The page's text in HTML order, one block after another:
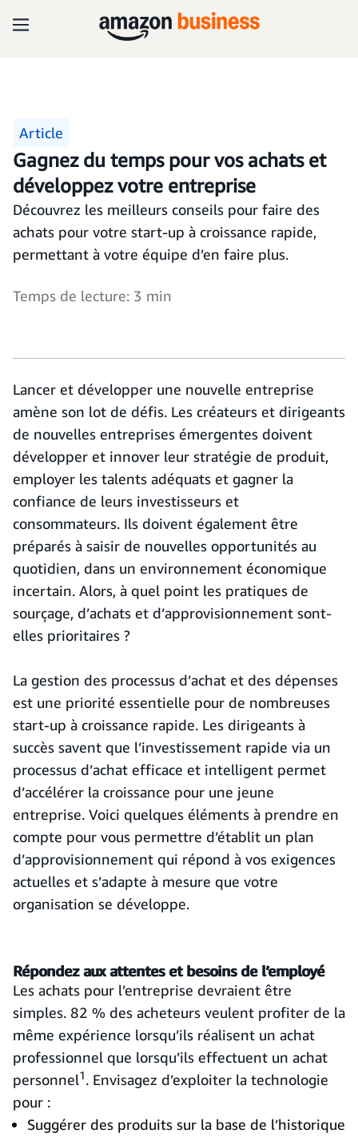
Article
Gagnez du temps pour vos achats et
développez votre entreprise
Découvrez les meilleurs conseils pour faire des
achats pour votre start-up à croissance rapide,
permettant à votre équipe d’en faire plus.
Temps de lecture: 3 min
Lancer et développer une nouvelle entreprise
amène son lot de défis. Les créateurs et dirigeants
de nouvelles entreprises émergentes doivent
développer et innover leur stratégie de produit,
employer les talents adéquats et gagner la
confiance de leurs investisseurs et
consommateurs. Ils doivent également être
préparés à saisir de nouvelles opportunités au
quotidien, dans un environnement économique
incertain. Alors, à quel point les pratiques de
sourçage, d’achats et d’approvisionnement sont-
elles prioritaires ?
La gestion des processus d’achat et des dépenses
est une priorité essentielle pour de nombreuses
start-up à croissance rapide. Les dirigeants à
succès savent que l’investissement rapide via un
processus d’achat efficace et intelligent permet
d’accélérer la croissance pour une jeune
entreprise. Voici quelques éléments à prendre en
compte pour vous permettre d’établit un plan
d’approvisionnement qui répond à vos exigences
actuelles et s’adapte à mesure que votre
organisation se développe.
Répondez aux attentes et besoins de l’employé
Les achats pour l’entreprise devraient être
simples. 82 % des acheteurs veulent profiter de la
même expérience lorsqu’ils réalisent un achat
professionnel que lorsqu’ils effectuent un achat
personnel1. Envisagez d’exploiter la technologie
pour :
Suggérer des produits sur la base de l’historique